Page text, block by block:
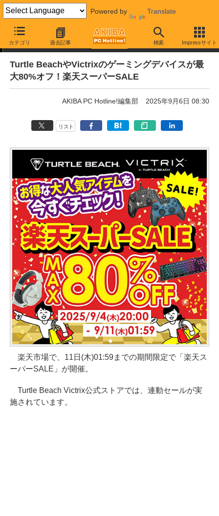
Powered by Translate
カテゴリ 過去記事 検索 Impressサイト
通販セール
Turtle BeachやVictrixのゲーミングデバイスが最
大80%オフ！楽天スーパーSALE
AKIBA PC Hotline!編集部 2025年9月6日 08:30
リスト
楽天市場で、11日(木)01:59までの期間限定で「楽天ス
ーパーSALE」が開催。
Turtle Beach Victrix公式ストアでは、連動セールが実
施されています。